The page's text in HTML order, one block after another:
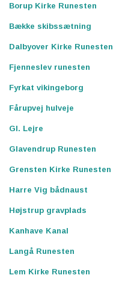
Borup Kirke Runesten
Bække skibssætning
Dalbyover Kirke Runesten
Fjenneslev runesten
Fyrkat vikingeborg
Fårupvej hulveje
Gl. Lejre
Glavendrup Runesten
Grensten Kirke Runesten
Harre Vig bådnaust
Højstrup gravplads
Kanhave Kanal
Langå Runesten
Lem Kirke Runesten